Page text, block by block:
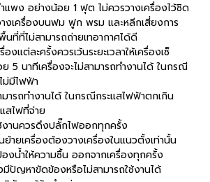
แพง อย่างน้อย 1 ฟุต ไม่ควรวางเครื่องไว้ชิด
งเครื่องบนฟม ฟูก พรม และหลีกเสี่ยงการ
นที่ที่ไม่สามารถถ่ายเทอากาศได้ดี
องแต่ละครั้งควรเว้นระยะเวลาให้เครื่องเซ็
5 นาทีเครื่องจะไม่สามารถทำงานได้ ในกรณี
ม่มีไฟฟ้า
มารถทำงานได้ ในกรณีกระแสไฟฟ้าตกเกิน
สไฟที่จ่าย
งานควรดึงปลั๊กไฟออกทุกครั้ง
ายเครื่องต้องวางเครื่องในแนวตั้งเท่านั้น
งน้ำให้ความชื้น ออกจากเครื่องทุกครั้ง
ปัญหาขัดข้องหรือไม่สามารถใช้งานได้